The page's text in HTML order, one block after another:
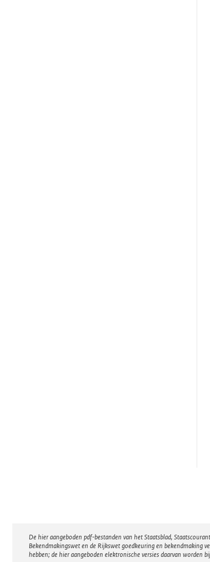
Disclaimer
De hier aangeboden pdf-bestanden van het Staatsblad,
Bekendmakingswet en de Rijkswet goedkeuring en bekendmaking
hebben; de hier aangeboden elektronische versies daarvan worden